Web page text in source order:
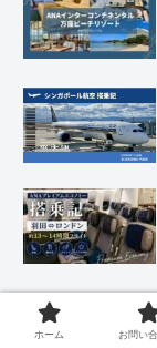
ホーム お問い